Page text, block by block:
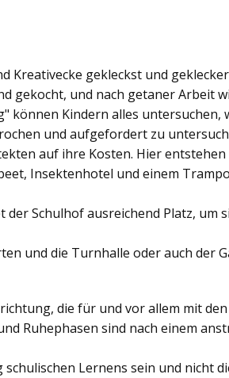
Kreativecke gekleckst und
gekocht, und nach getaner Arbeit
können Kindern alles untersuchen,
und aufgefordert zu
auf ihre Kosten. Hier
Insektenhotel und einem
derSchulhofausreichend Platz, um
und die Turnhalle oder auch der
die für und vor allem mit
Ruhephasen sind nach einem
Lernens sein und nicht